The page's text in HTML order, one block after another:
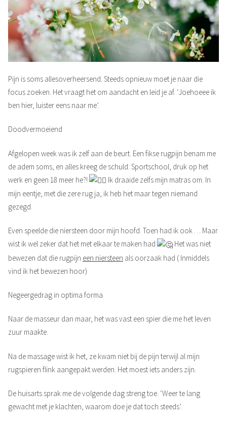
Pijn is soms allesoverheersend. Steeds opnieuw moet je naar die
focus zoeken. Het vraagt het om aandacht en leid je af. ‘Joehoeee ik
ben hier, luister eens naar me’.
Doodvermoeiend
Afgelopen week was ik zelf aan de beurt. Een fikse rugpijn benam me
de adem soms, en alles kreeg de schuld. Sportschool, druk op het
werk en geen 18 meer he?!
Ik draaide zelfs mijn matras om. In
mijn eentje, met die zere rug ja, ik heb het maar tegen niemand
gezegd.
Even speelde die niersteen door mijn hoofd. Toen had ik ook … Maar
wist ik wel zeker dat het met elkaar te maken had
Het was niet
bewezen dat die rugpijn een niersteen als oorzaak had ( Inmiddels
vind ik het bewezen hoor)
Negeergedrag in optima forma
Naar de masseur dan maar, het was vast een spier die me het leven
zuur maakte.
Na de massage wist ik het, ze kwam niet bij de pijn terwijl al mijn
rugspieren flink aangepakt werden. Het moest iets anders zijn.
De huisarts sprak me de volgende dag streng toe. ‘Weer te lang
gewacht met je klachten, waarom doe je dat toch steeds’.